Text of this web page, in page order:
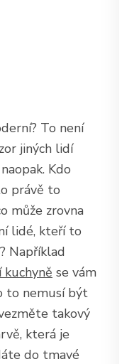
To není
jiných lidí
Kdo
právě to
může zrovna
lidé, kteří to
Například
se vám
to nemusí být
takový
která je
do tmavé